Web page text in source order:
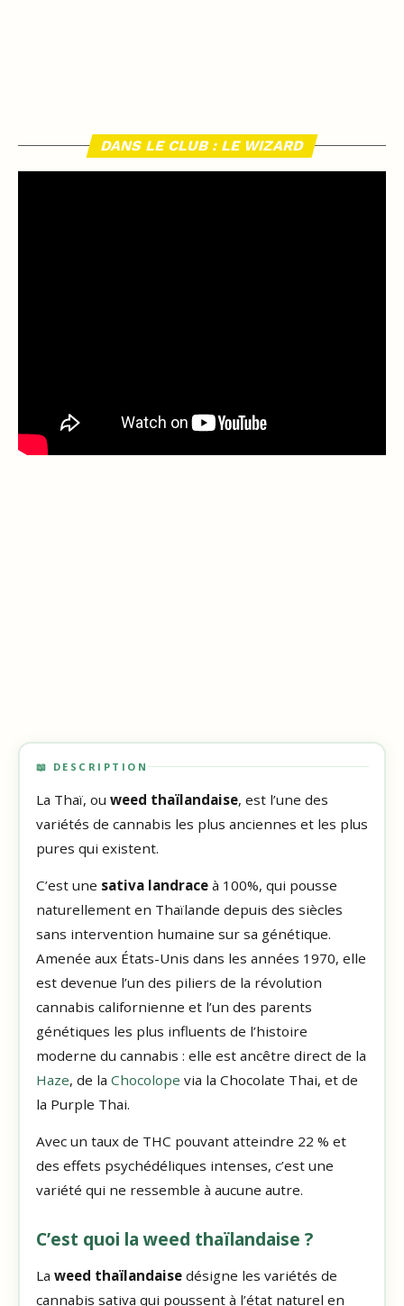
📖 DESCRIPTION
La Thaï, ou weed thaïlandaise, est l’une des
variétés de cannabis les plus anciennes et les plus
pures qui existent.
C’est une sativa landraceà 100%, qui pousse
naturellement en Thaïlande depuis des siècles
sans intervention humaine sur sa génétique.
Amenée aux États-Unis dans les années 1970, elle
est devenue l’un des piliers de la révolution
cannabis californienne et l’un des parents
génétiques les plus influents de l’histoire
moderne du cannabis : elle est ancêtre direct de la
Haze, de la Chocolope via la Chocolate Thai, et de
la Purple Thai.
Avec un taux de THC pouvant atteindre 22 % et
des effets psychédéliques intenses, c’est une
variété qui ne ressemble à aucune autre.
C’est quoi la weed thaïlandaise ?
La weed thaïlandaisedésigne les variétés de
cannabis sativa qui poussent à l’état naturel en
DANS LE CLUB : LE WIZARD